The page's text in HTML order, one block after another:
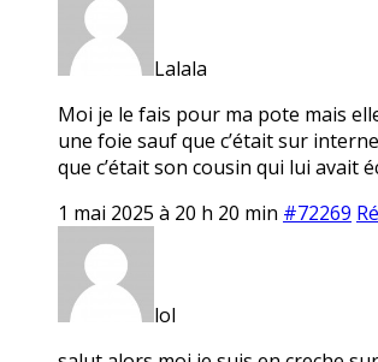
Lalala
Moi je le fais pour ma pote mais
une foie sauf que c’était sur
que c’était son cousin qui lui avait
1 mai 2025 à 20 h 20 min #72269
lol